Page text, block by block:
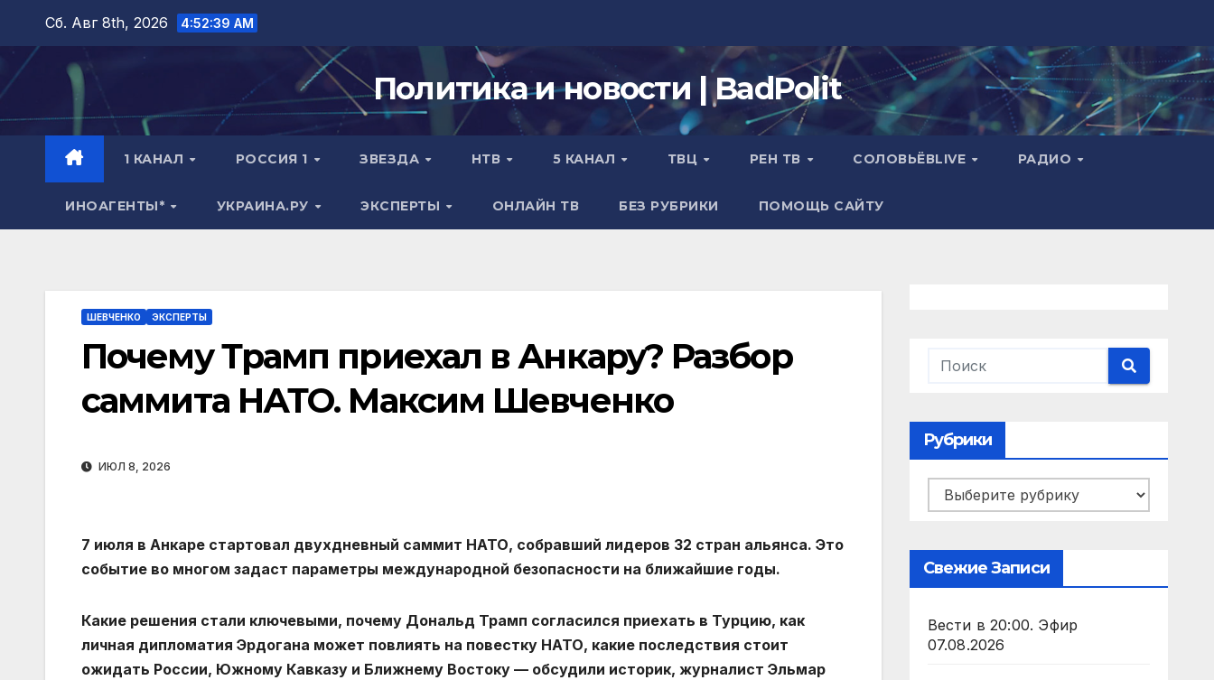
Перейти
содержимому
Сб. Авг 8th, 2026 4:52:40 AM
Политика и новости | BadPolit
1 КАНАЛ РОССИЯ 1 ЗВЕЗДА НТВ 5 КАНАЛ ТВЦ РЕН ТВ СОЛОВЬЁВLIVE РАДИО
ИНОАГЕНТЫ* УКРАИНА.РУ ЭКСПЕРТЫ ОНЛАЙН ТВ БЕЗ РУБРИКИ ПОМОЩЬ САЙТУ
ШЕВЧЕНКО ЭКСПЕРТЫ
Почему Трамп приехал в Анкару? Разбор
саммита НАТО. Максим Шевченко
ИЮЛ 8, 2026
7 июля в Анкаре стартовал двухдневный саммит НАТО, собравший лидеров 32 стран альянса. Это
событие во многом задаст параметры международной безопасности на ближайшие годы.
Какие решения стали ключевыми, почему Дональд Трамп согласился приехать в Турцию, как
личная дипломатия Эрдогана может повлиять на повестку НАТО, какие последствия стоит
ожидать России, Южному Кавказу и Ближнему Востоку — обсудили историк, журналист Эльмар
Рубрики
Рубрики
Свежие Записи
Вести в 20:00. Эфир
07.08.2026